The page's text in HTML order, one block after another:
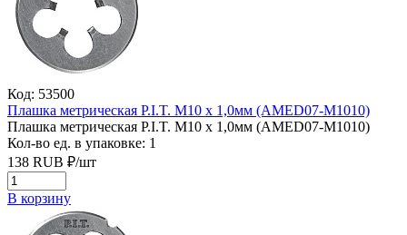
Код: 53500
Плашка метрическая P.I.T. M10 x 1,0мм (AMED07-M1010)
Плашка метрическая P.I.T. M10 x 1,0мм (AMED07-M1010)
Кол-во ед. в упаковке: 1
138 RUB ₽/шт
В корзину